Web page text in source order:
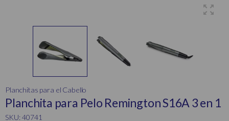
Planchitas para el Cabello
Planchita para Pelo Remington S16A 3 en 1
SKU: 40741